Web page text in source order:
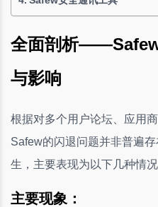
全面剖析
与影响
根据对多个用户论坛、应用
Safew的闪退问题并非普遍
生，主要表现为以下几种情况
主要现象：